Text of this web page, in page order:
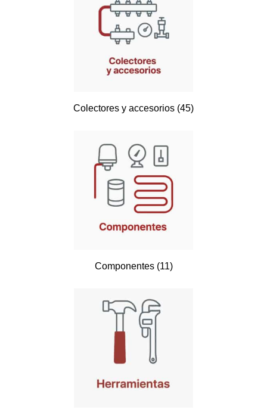
Colectores y accesorios (45)
Componentes (11)